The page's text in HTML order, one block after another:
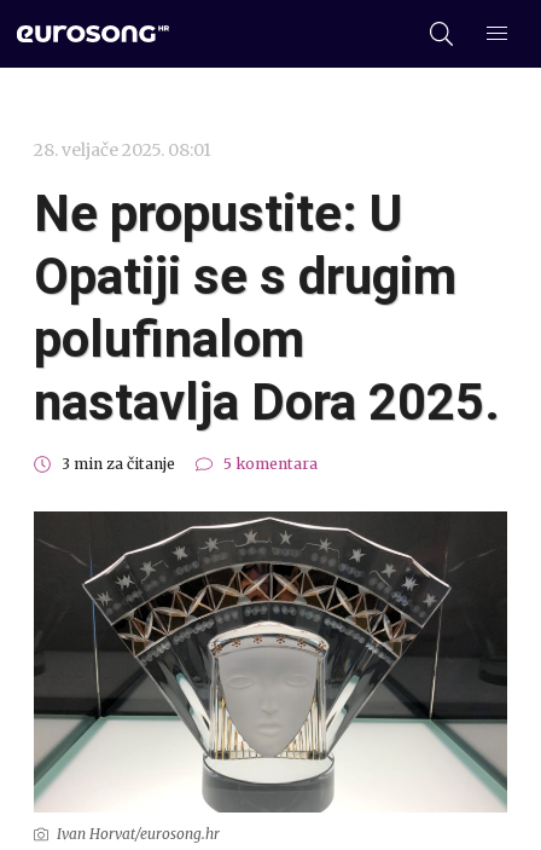
28. veljače 2025. 08:01
Ne propustite: U
Opatiji se s drugim
polufinalom
nastavlja Dora 2025.
3 min za čitanje 5 komentara
Ivan Horvat/eurosong.hr